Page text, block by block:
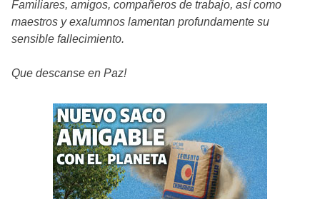
Familiares, amigos, compañeros de trabajo, así como
maestros y exalumnos lamentan profundamente su
sensible fallecimiento.
Que descanse en Paz!